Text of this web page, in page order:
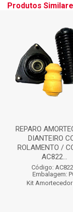
Produtos
REPARO
DIANTEIRO
ROLAMENTO /
AC822...
Código:
Embalagem:
Kit Amortecedor